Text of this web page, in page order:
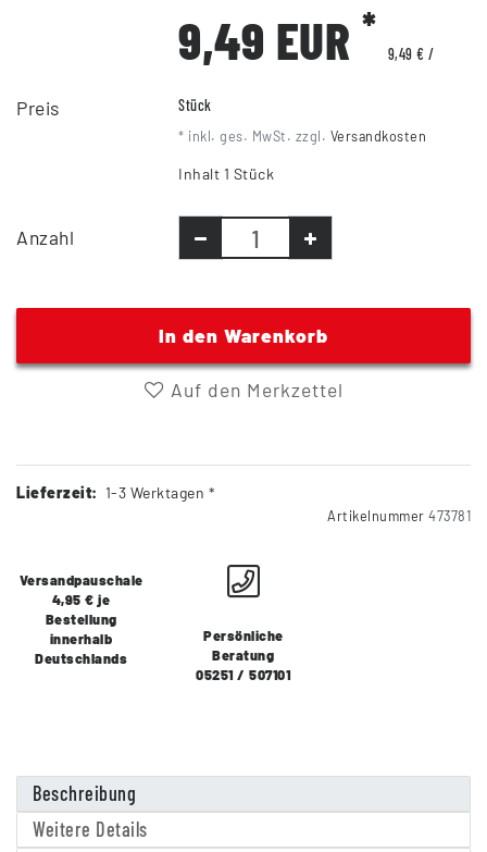
Preis
9,49 EUR *
9,49 € /
Stück
* inkl. ges. MwSt. zzgl. Versandkosten
Inhalt 1 Stück
Anzahl
In den Warenkorb
Auf den Merkzettel
Lieferzeit: 1-3 Werktagen *
Artikelnummer 473781
Versandpauschale
4,95 € je
Bestellung
innerhalb
Deutschlands
Persönliche
Beratung
05251 / 507101
Beschreibung
Weitere Details